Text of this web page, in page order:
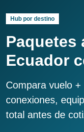
Hub por destino
Paquetes
Ecuador
Compara vuelo
conexiones,
total antes de